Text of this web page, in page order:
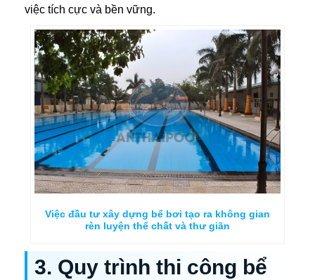
việc tích cực và bền vững.
Việc đầu tư xây dựng bể bơi tạo ra không gian
rèn luyện thể chất và thư giãn
3. Quy trình thi công bể